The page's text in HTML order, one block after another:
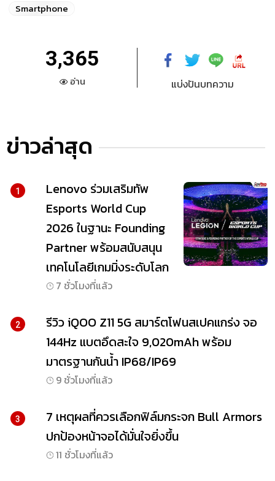
Smartphone
3,365
อ่าน แบ่งปันบทความ
ข่าวล่าสุด
1
Lenovo ร่วมเสริมทัพ
Esports World Cup
2026 ในฐานะ Founding
Partner พร้อมสนับสนุน
เทคโนโลยีเกมมิ่งระดับโลก
7 ชั่วโมงที่แล้ว
2
รีวิว iQOO Z11 5G สมาร์ตโฟนสเปคแกร่ง จอ
144Hz แบตอึดสะใจ 9,020mAh พร้อม
มาตรฐานกันน้ำ IP68/IP69
9 ชั่วโมงที่แล้ว
3
7 เหตุผลที่ควรเลือกฟิล์มกระจก Bull Armors
ปกป้องหน้าจอได้มั่นใจยิ่งขึ้น
11 ชั่วโมงที่แล้ว